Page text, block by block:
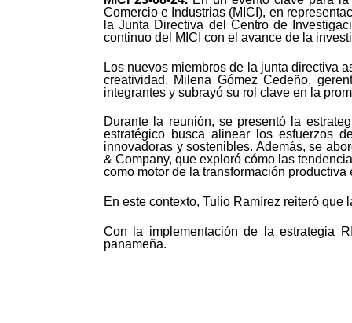
Comercio e Industrias (MICI), en
la Junta Directiva del Centro de
continuo del MICI con el avance de la
Los nuevos miembros de la junta directiva
creatividad. Milena Gómez Cedeño,
integrantes y subrayó su rol clave en la
Durante la reunión, se presentó la
estratégico busca alinear los esfuerzos
innovadoras y sostenibles. Además, se
& Company, que exploró cómo las
como motor de la transformación
En este contexto, Tulio Ramírez reiteró
Con la implementación de la estrategia
panameña.